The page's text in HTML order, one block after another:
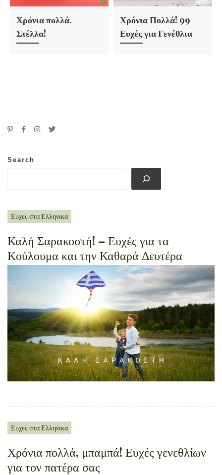
Χρόνια πολλά,
Στέλλα!
Χρόνια Πολλά! 99
Ευχές για Γενέθλια
Search
Ευχες στα Ελληνικα
Καλή Σαρακοστή! – Ευχές για τα
Κούλουμα και την Καθαρά Δευτέρα
Ευχες στα Ελληνικα
Χρόνια πολλά, μπαμπά! Ευχές γενεθλίων
για τον πατέρα σας